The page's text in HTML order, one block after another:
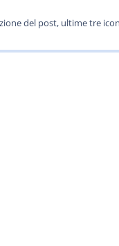
del post, ultime tre